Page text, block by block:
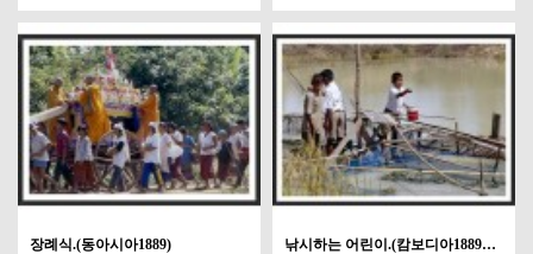
장례식.(동아시아1889)
낚시하는 어린이.(캄보디아1889…